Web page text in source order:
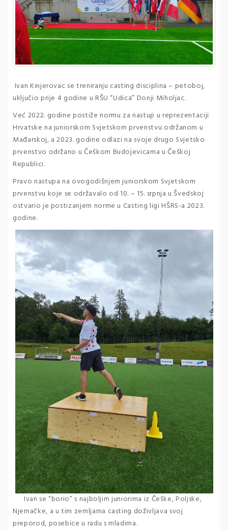
Ivan Kinjerovac se treniranju casting disciplina – petoboj,
uključio prije 4 godine u RŠU “Udica” Donji Miholjac.
Već 2022. godine postiže normu za nastup u reprezentaciji
Hrvatske na juniorskom Svjetskom prvenstvu održanom u
Mađarskoj, a 2023. godine odlazi na svoje drugo Svjetsko
prvenstvo održano u Češkom Budojevicama u Češkoj
Republici.
Pravo nastupa na ovogodišnjem juniorskom Svjetskom
prvenstvu koje se održavalo od 10. – 15. srpnja u Švedskoj
ostvario je postizanjem norme u Casting ligi HŠRS-a 2023.
godine.
Ivan se “borio” s najboljim juniorima iz Češke, Poljske,
Njemačke, a u tim zemljama casting doživljava svoj
preporod, posebice u radu s mladima.